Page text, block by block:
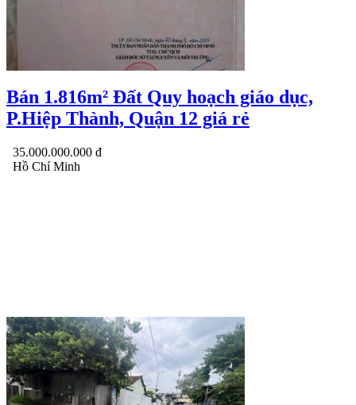
Bán 1.816m² Đất Quy hoạch giáo dục,
P.Hiệp Thành, Quận 12 giá rẻ
35.000.000.000 đ
Hồ Chí Minh